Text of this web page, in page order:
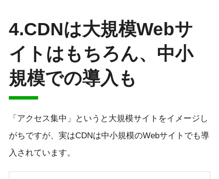
4.CDNは大規模Webサ
イトはもちろん、中小
規模での導入も
「アクセス集中」というと大規模サイトをイメージし
がちですが、実はCDNは中小規模のWebサイトでも導
入されています。